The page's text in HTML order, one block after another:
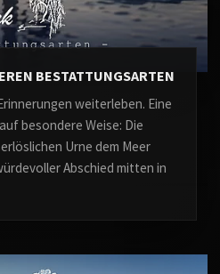
BESTATTUNGSARTEN
weiterleben. Eine
besondere Weise: Die
Urne dem Meer
Abschied mitten in